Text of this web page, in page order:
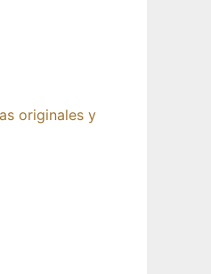
originales y